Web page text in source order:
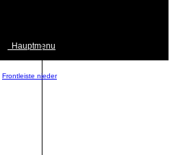
Hauptmenu
Frontleiste nieder